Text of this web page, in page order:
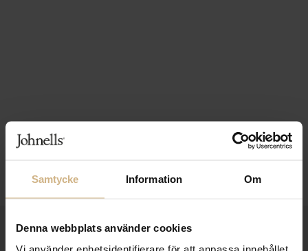
Samtycke Information Om
Denna webbplats använder cookies
1-3 VARDAGARS LEVERANS